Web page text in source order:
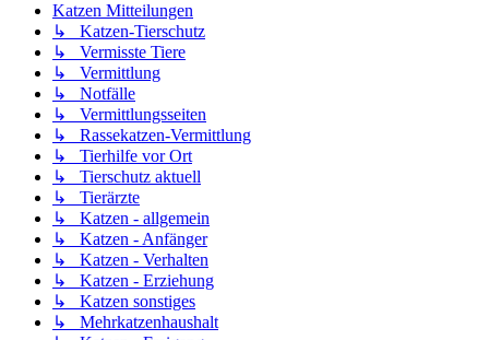
Katzen Mitteilungen
↳ Katzen-Tierschutz
↳ Vermisste Tiere
↳ Vermittlung
↳ Notfälle
↳ Vermittlungsseiten
↳ Rassekatzen-Vermittlung
↳ Tierhilfe vor Ort
↳ Tierschutz aktuell
↳ Tierärzte
↳ Katzen - allgemein
↳ Katzen - Anfänger
↳ Katzen - Verhalten
↳ Katzen - Erziehung
↳ Katzen sonstiges
↳ Mehrkatzenhaushalt